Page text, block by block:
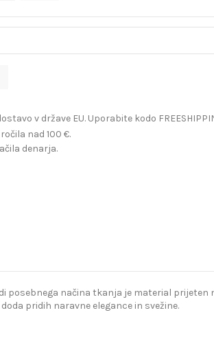
v države EU. Uporabite kodo
nad 100 €.
denarja.
posebnega načina tkanja je material
pridih naravne elegance in svežine.